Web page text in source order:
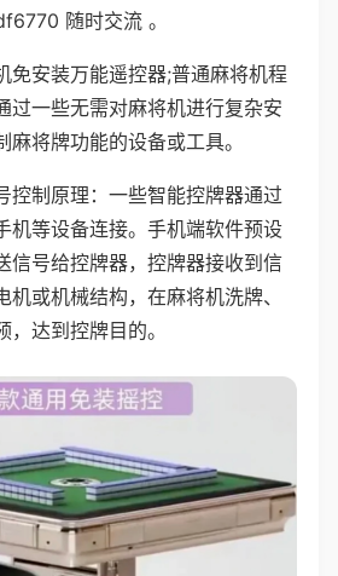
随时交流 。
免安装万能遥控器;普通麻将机程
过一些无需对麻将机进行复杂安
将牌功能的设备或工具。
控制原理：一些智能控牌器通过
机等设备连接。手机端软件预设
信号给控牌器，控牌器接收到信
机或机械结构，在麻将机洗牌、
达到控牌目的。